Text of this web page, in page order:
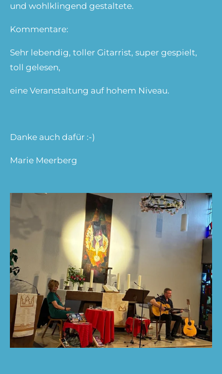
und wohlklingend gestaltete.
Kommentare:
Sehr lebendig, toller Gitarrist, super gespielt,
toll gelesen,
eine Veranstaltung auf hohem Niveau.
Danke auch dafür :-)
Marie Meerberg